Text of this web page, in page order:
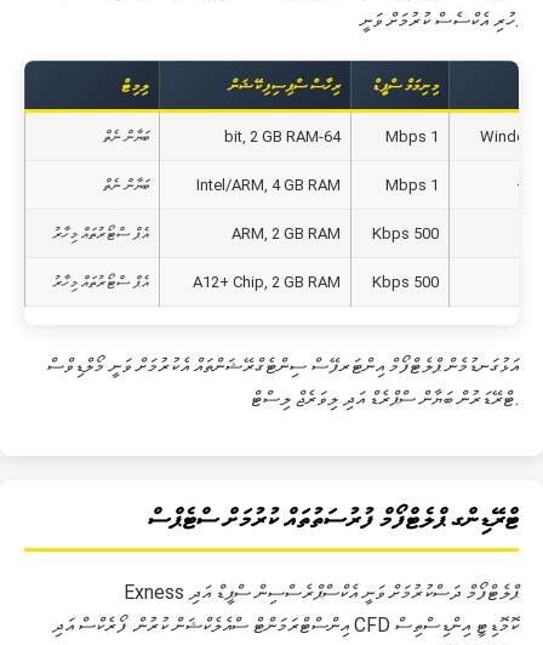
ހުރި އެކްސެސް ކުރުމަށް ވަނީ.
މިނިމަމް ސްޕީޑް ރިހާސް ސްޕިސިފިކޭޝަން ލިމިޓް
1 Mbps
64-bit, 2 GB RAM ބަޔާން ނެތް
1 Mbps
Intel/ARM, 4 GB RAM ބަޔާން ނެތް
500 Kbps
ARM, 2 GB RAM އެޕް ސްޓޯރުތައް މިހާރު
500 Kbps
A12+ Chip, 2 GB RAM އެޕް ސްޓޯރުތައް މިހާރު
އަޅުގަނޑުމެން ޕްލެޓްފޯމް އިންޓަރފޭސް ސިންޓެގްރޭޝަންތައް އެކުރުމަށް ވަނީ މޯލްޑިވްސް
ޓްރޭޑަރުން ބަޔާން ސްޕްރެޑް އަދި ލިވަރެޖް ލިސްޓް.
ޓްރޭޑިންގ ޕްލެޓްފޯމް ފުރުސަތުތައް ކުރުމަށް ސްޓެޕްސް
Exness ޕްލެޓްފޯމް ދަސްކުރުމަށް ވަނީ އެކްސްޕްރެސްސިން ސްޕީޑް އަދި
އިންސްޓްރަމަންޓް ސްއެލެކްޝަން ކުރުން. ފޯރެކްސް އަދި CFD ކޮމޮޑިޓީ އިންޑިސްތިސް